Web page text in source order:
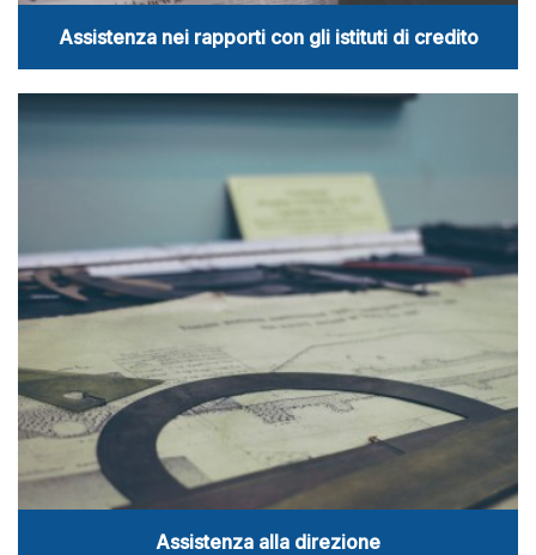
Assistenza nei rapporti con gli istituti di credito
Assistenza alla direzione